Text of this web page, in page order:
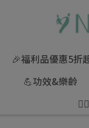
🎉福利品優惠5折
💪功效&樂齡